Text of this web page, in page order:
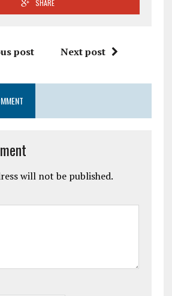
SHARE
post Next post
will not be published.